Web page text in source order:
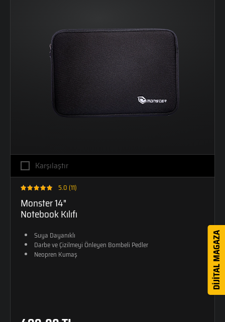
Karşılaştır
5.0 (11)
Monster 14"
Notebook Kılıfı
Suya Dayanıklı
Darbe ve Çizilmeyi Önleyen Bombeli Pedler
Neopren Kumaş
DİJİTAL MAGAZA